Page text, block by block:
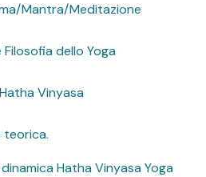
Mantra/Meditazione
dello Yoga
Vinyasa
teorica.
Hatha Vinyasa Yoga